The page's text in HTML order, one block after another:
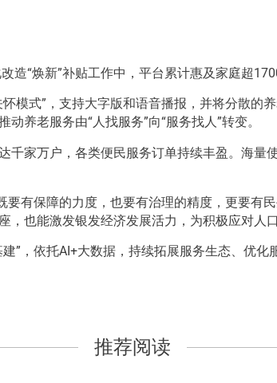
“焕新”补贴工作中，平台累计惠及家庭超
模式”，支持大字版和语音播报，并将分散的
养老服务由“人找服务”向“服务找人”转变。
家万户，各类便民服务订单持续丰盈。海
有保障的力度，也要有治理的精度，更要有
也能激发银发经济发展活力，为积极应对人
”，依托AI+大数据，持续拓展服务生态、优化
推荐阅读